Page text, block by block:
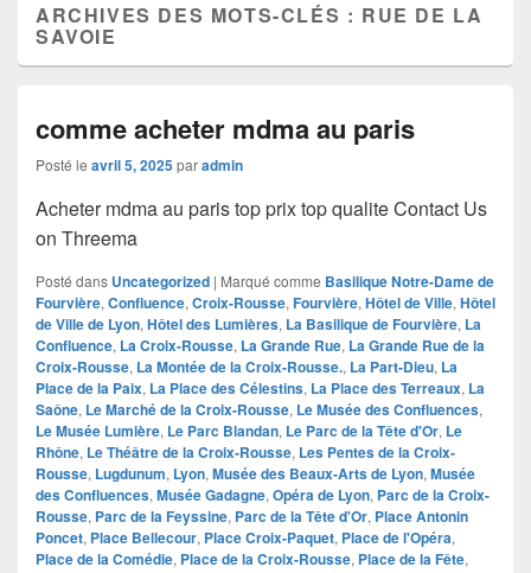
ARCHIVES DES MOTS-CLÉS : RUE DE LA
SAVOIE
comme acheter mdma au paris
Posté le avril 5, 2025paradmin
Acheter mdma au paris top prix top qualite Contact Us
on Threema
Posté dans Uncategorized | Marqué comme Basilique Notre-Dame de
Fourvière, Confluence, Croix-Rousse, Fourvière, Hôtel de Ville, Hôtel
de Ville de Lyon, Hôtel des Lumières, La Basilique de Fourvière, La
Confluence, La Croix-Rousse, La Grande Rue, La Grande Rue de la
Croix-Rousse, La Montée de la Croix-Rousse., La Part-Dieu, La
Place de la Paix, La Place des Célestins, La Place des Terreaux, La
Saône, Le Marché de la Croix-Rousse, Le Musée des Confluences,
Le Musée Lumière, Le Parc Blandan, Le Parc de la Tête d'Or, Le
Rhône, Le Théâtre de la Croix-Rousse, Les Pentes de la Croix-
Rousse, Lugdunum, Lyon, Musée des Beaux-Arts de Lyon, Musée
des Confluences, Musée Gadagne, Opéra de Lyon, Parc de la Croix-
Rousse, Parc de la Feyssine, Parc de la Tête d'Or, Place Antonin
Poncet, Place Bellecour, Place Croix-Paquet, Place de l'Opéra,
Place de la Comédie, Place de la Croix-Rousse, Place de la Fête,